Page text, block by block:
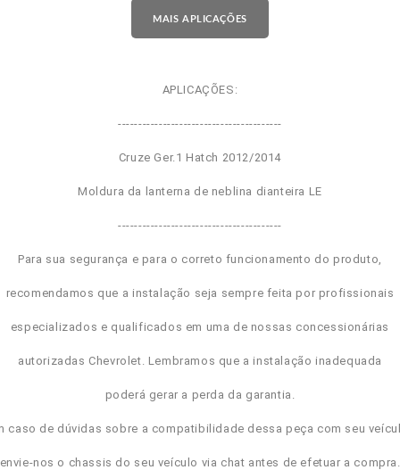
MAIS APLICAÇÕES
APLICAÇÕES:
----------------------------------------
Cruze Ger.1 Hatch 2012/2014
Moldura da lanterna de neblina dianteira LE
----------------------------------------
Para sua segurança e para o correto funcionamento do produto,
recomendamos que a instalação seja sempre feita por profissionais
especializados e qualificados em uma de nossas concessionárias
autorizadas Chevrolet. Lembramos que a instalação inadequada
poderá gerar a perda da garantia.
caso de dúvidas sobre a compatibilidade dessa peça com seu
envie-nos o chassis do seu veículo via chat antes de efetuar a compra.